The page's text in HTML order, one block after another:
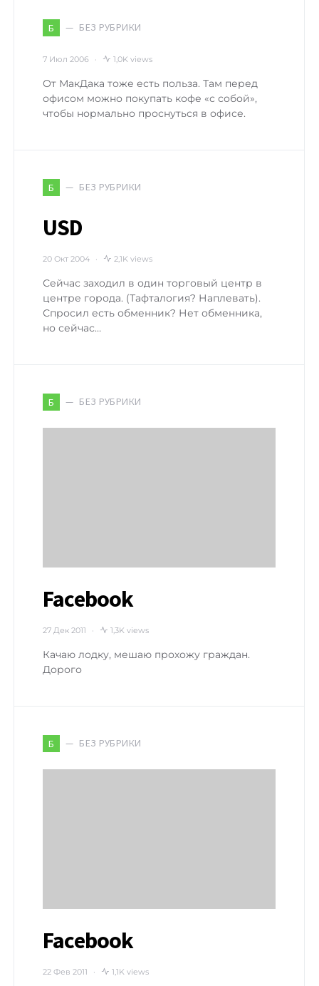
Б БЕЗ РУБРИКИ
7 Июл 2006 1,0K views
От МакДака тоже есть польза. Там перед
офисом можно покупать кофе «с собой»,
чтобы нормально проснуться в офисе.
Б БЕЗ РУБРИКИ
USD
20 Окт 2004 2,1K views
Сейчас заходил в один торговый центр в
центре города. (Тафталогия? Наплевать).
Спросил есть обменник? Нет обменника,
но сейчас…
Б БЕЗ РУБРИКИ
Facebook
27 Дек 2011 1,3K views
Качаю лодку, мешаю прохожу граждан.
Дорого
Б БЕЗ РУБРИКИ
Facebook
22 Фев 2011 1,1K views